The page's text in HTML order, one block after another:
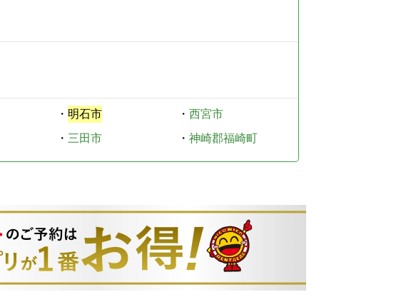
・ 明石市 ・ 西宮市
・ 三田市 ・ 神崎郡福崎町